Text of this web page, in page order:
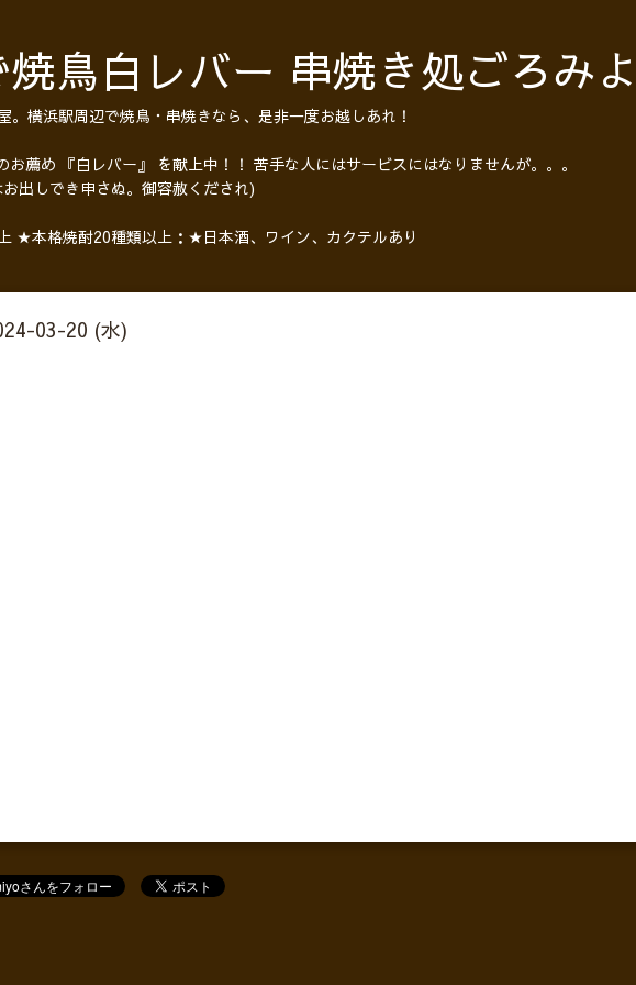
焼鳥白レバー 串焼き処ごろみ
横浜駅周辺で焼鳥・串焼きなら、是非一度お越しあれ！
薦め 『白レバー』 を献上中！！ 苦手な人にはサービスにはなりませんが。。。
出しでき申さぬ。御容赦くだされ)
★本格焼酎20種類以上：★日本酒、ワイン、カクテルあり
03-20 (水)